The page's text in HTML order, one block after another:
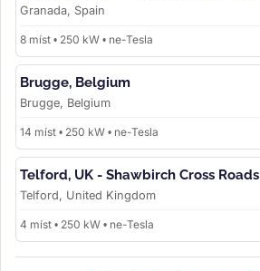
Granada, Spain
8 míst • 250 kW • ne-Tesla
Brugge, Belgium
Brugge, Belgium
14 míst • 250 kW • ne-Tesla
Telford, UK - Shawbirch Cross Roads
Telford, United Kingdom
4 míst • 250 kW • ne-Tesla